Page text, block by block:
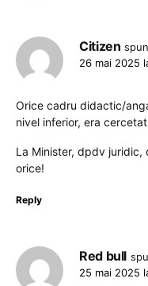
Citizen
26 mai 2025
Orice cadru didactic/
nivel inferior, era
La Minister, dpdv
orice!
Reply
Red bull
25 mai 2025